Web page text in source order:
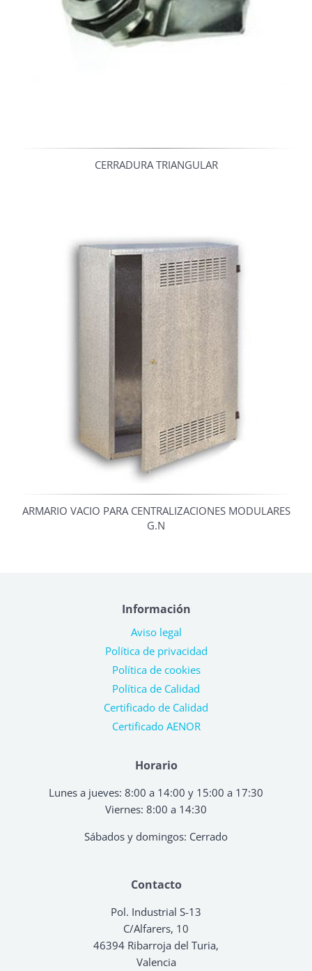
CERRADURA TRIANGULAR
ARMARIO VACIO PARA CENTRALIZACIONES MODULARES
G.N
Contacto
Pol. Industrial S-13
C/Alfarers, 10
46394 Ribarroja del Turia,
Valencia
Horario
Lunes a jueves: 8:00 a 14:00 y 15:00 a 17:30
Viernes: 8:00 a 14:30
Sábados y domingos: Cerrado
Información
Aviso legal
Política de privacidad
Política de cookies
Política de Calidad
Certificado de Calidad
Certificado AENOR